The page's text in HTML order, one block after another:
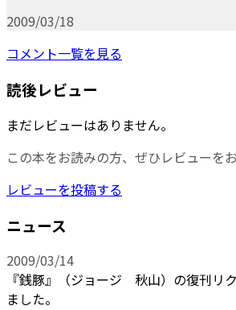
2009/03/18
コメント一覧を見る
読後レビュー
まだレビューはありません。
この本をお読みの方、ぜひレビューを
レビューを投稿する
ニュース
2009/03/14
『銭豚』（ジョージ 秋山）の復刊リ
ました。